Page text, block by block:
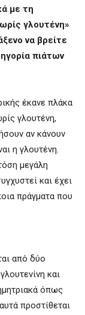
με τη
γλουτένη»
να βρείτε
πιάτων
έκανε πλάκα
γλουτένη,
αν κάνουν
η γλουτένη.
μεγάλη
και έχει
πράγματα που
από δύο
και
όπως
προστίθεται